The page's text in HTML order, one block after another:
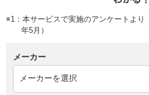
※1：本サービスで実施のアンケートより
年5月）
メーカー